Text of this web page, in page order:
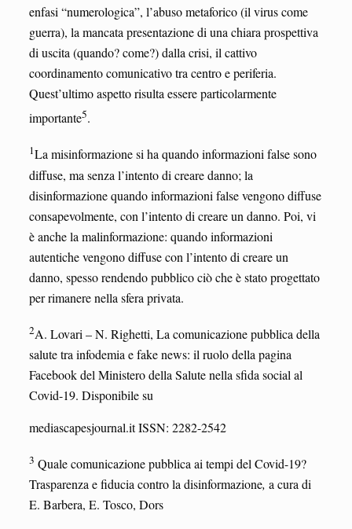
enfasi “numerologica”, l’abuso metaforico (il virus come
guerra), la mancata presentazione di una chiara prospettiva
di uscita (quando? come?) dalla crisi, il cattivo
coordinamento comunicativo tra centro e periferia.
Quest’ultimo aspetto risulta essere particolarmente
importante5.
1La misinformazione si ha quando informazioni false sono
diffuse, ma senza l’intento di creare danno; la
disinformazione quando informazioni false vengono diffuse
consapevolmente, con l’intento di creare un danno. Poi, vi
è anche la malinformazione: quando informazioni
autentiche vengono diffuse con l’intento di creare un
danno, spesso rendendo pubblico ciò che è stato progettato
per rimanere nella sfera privata.
2A. Lovari – N. Righetti, La comunicazione pubblica della
salute tra infodemia e fake news: il ruolo della pagina
Facebook del Ministero della Salute nella sfida social al
Covid-19. Disponibile su
mediascapesjournal.it ISSN: 2282-2542
3 Quale comunicazione pubblica ai tempi del Covid-19?
Trasparenza e fiducia contro la disinformazione, a cura di
E. Barbera, E. Tosco, Dors